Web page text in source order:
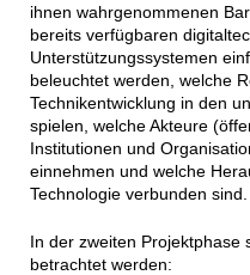
ihnen wahrgenommenen
bereits verfügbaren
Unterstützungssystemen
beleuchtet werden, welche
Technikentwicklung in den
spielen, welche Akteure
Institutionen und
einnehmen und welche
Technologie verbunden sind.
In der zweiten Projektphase
betrachtet werden: